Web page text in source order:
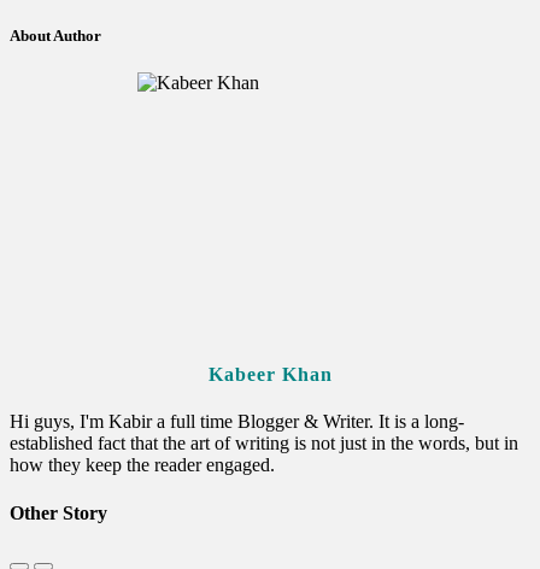
About Author
Kabeer Khan
Hi guys, I'm Kabir a full time Blogger & Writer. It is a long-
established fact that the art of writing is not just in the words, but in
how they keep the reader engaged.
Other Story